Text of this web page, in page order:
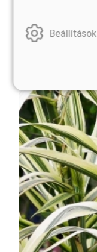
Beállítások